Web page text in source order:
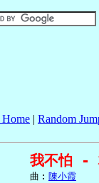
Home | Random
我不怕 -
     曲︰
陳小霞